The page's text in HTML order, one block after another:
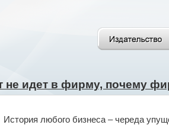
не идет в фирму, почему
История любого бизнеса – череда